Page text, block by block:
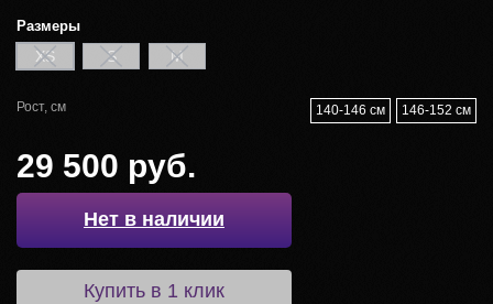
Размеры
XS S M
Рост, см 140-146 см 146-152 см
29 500 руб.
Нет в наличии
Купить в 1 клик